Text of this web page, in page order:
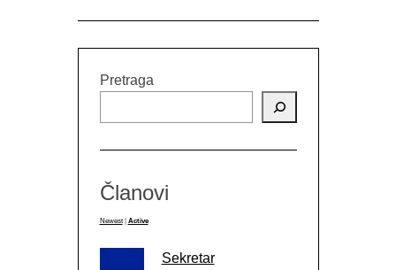
Pretraga
Članovi
Newest Active
Sekretar